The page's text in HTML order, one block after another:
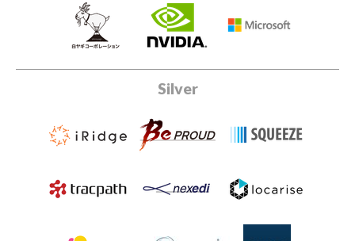
Silver